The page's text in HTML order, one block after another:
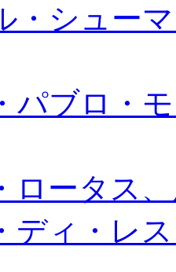
・シュー
パブロ・
ロータス
ディ・レ